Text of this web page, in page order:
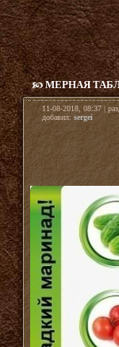
МЕРНАЯ
11-08-2018, 08:37 |
добавил: sergei